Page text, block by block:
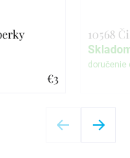
€3
10568